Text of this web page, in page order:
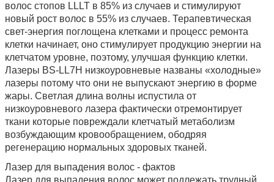
волос стопов LLLT в 85% из случаев и стимулируют
новый рост волос в 55% из случаев. Терапевтическая
свет-энергия поглощена клетками и процесс ремонта
клетки начинает, оно стимулирует продукцию энергии на
клетчатом уровне, поэтому, улучшая функцию клетки.
Лазеры BS-LL7H низкоуровневые названы «холодные»
лазеры потому что они не выпускают энергию в форме
жары. Светлая длина волны испустила от
низкоуровневого лазера фактически отремонтирует
ткани которые повреждали клетчатый метаболизм
возбуждающим кровообращением, ободряя
регенерацию нормальных здоровых тканей.
Лазер для выпадения волос - фактов
Лазер для выпадения волос может подлежать трудный